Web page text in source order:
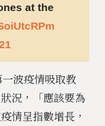
at the
波疫情吸取教
況，「應該要為
情呈指數增長，